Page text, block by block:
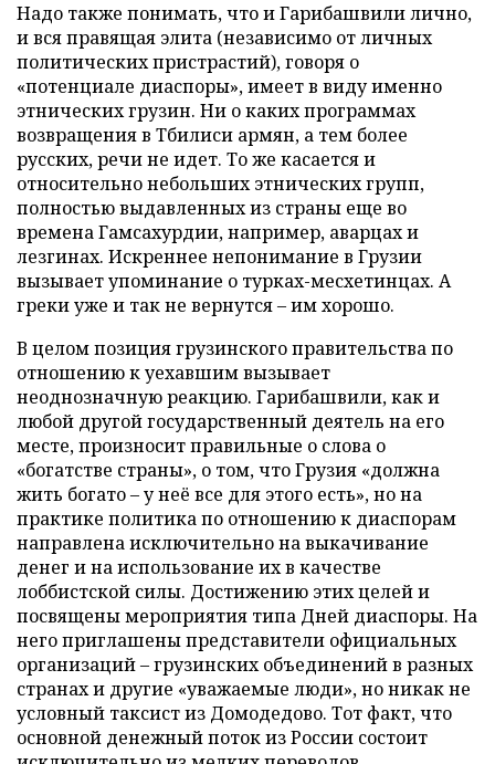
Надо также понимать, что и Гарибашвили лично,
и вся правящая элита (независимо от личных
политических пристрастий), говоря о
«потенциале диаспоры», имеет в виду именно
этнических грузин. Ни о каких программах
возвращения в Тбилиси армян, а тем более
русских, речи не идет. То же касается и
относительно небольших этнических групп,
полностью выдавленных из страны еще во
времена Гамсахурдии, например, аварцах и
лезгинах. Искреннее непонимание в Грузии
вызывает упоминание о турках-месхетинцах. А
греки уже и так не вернутся – им хорошо.
В целом позиция грузинского правительства по
отношению к уехавшим вызывает
неоднозначную реакцию. Гарибашвили, как и
любой другой государственный деятель на его
месте, произносит правильные о слова о
«богатстве страны», о том, что Грузия «должна
жить богато – у неё все для этого есть», но на
практике политика по отношению к диаспорам
направлена исключительно на выкачивание
денег и на использование их в качестве
лоббистской силы. Достижению этих целей и
посвящены мероприятия типа Дней диаспоры. На
него приглашены представители официальных
организаций – грузинских объединений в разных
странах и другие «уважаемые люди», но никак не
условный таксист из Домодедово. Тот факт, что
основной денежный поток из России состоит